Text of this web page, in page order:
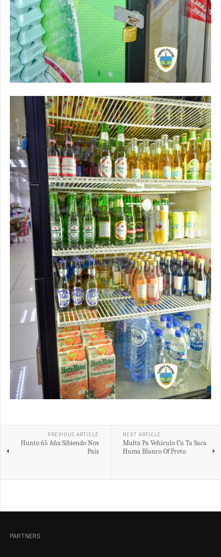
PREVIOUS ARTICLE
Hunto 65 Aña Sibiendo Nos
Pais
NEXT ARTICLE
Multa Pa Vehiculo Cu Ta Saca
Huma Blanco Of Preto
PARTNERS